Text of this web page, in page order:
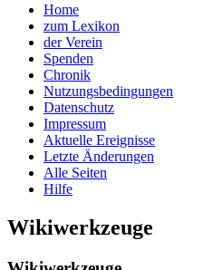
Home
zum Lexikon
der Verein
Spenden
Chronik
Nutzungsbedingungen
Datenschutz
Impressum
Aktuelle Ereignisse
Letzte Änderungen
Alle Seiten
Hilfe
Wikiwerkzeuge